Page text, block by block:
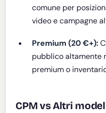
comune per
video e campagne
Premium (20 €+):
pubblico altamente
premium o
CPM vs Altri